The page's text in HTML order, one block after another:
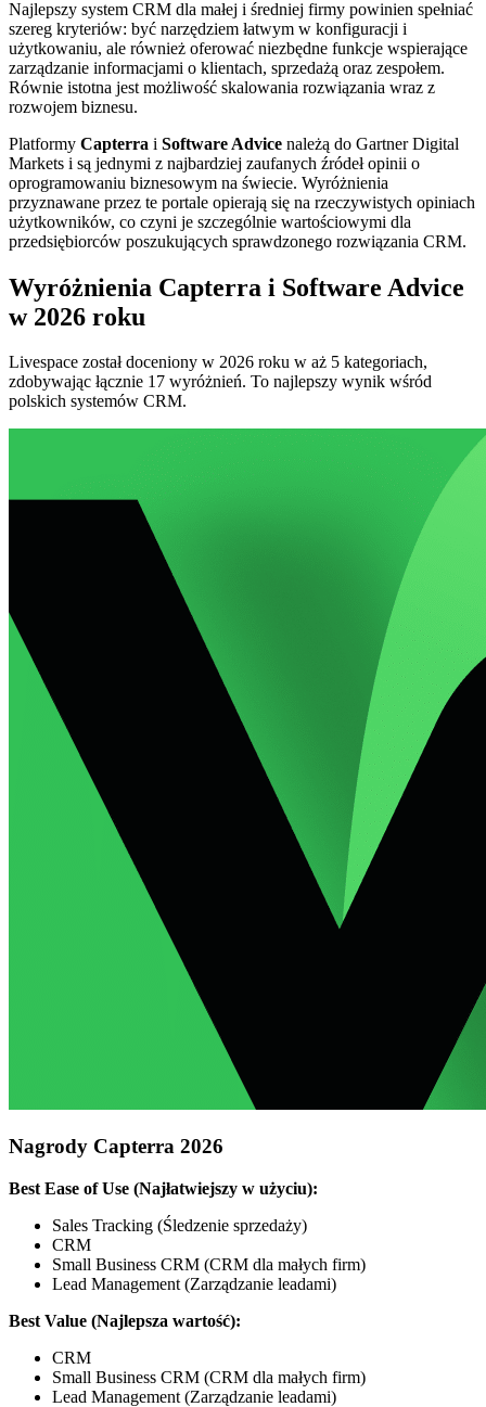
Najlepszy system CRM dla małej i średniej firmy powinien spełniać
szereg kryteriów: być narzędziem łatwym w konfiguracji i
użytkowaniu, ale również oferować niezbędne funkcje wspierające
zarządzanie informacjami o klientach, sprzedażą oraz zespołem.
Równie istotna jest możliwość skalowania rozwiązania wraz z
rozwojem biznesu.
Platformy Capterra i Software Advice należą do Gartner Digital
Markets i są jednymi z najbardziej zaufanych źródeł opinii o
oprogramowaniu biznesowym na świecie. Wyróżnienia
przyznawane przez te portale opierają się na rzeczywistych opiniach
użytkowników, co czyni je szczególnie wartościowymi dla
przedsiębiorców poszukujących sprawdzonego rozwiązania CRM.
Wyróżnienia Capterra i Software Advice
w 2026 roku
Livespace został doceniony w 2026 roku w aż 5 kategoriach,
zdobywając łącznie 17 wyróżnień. To najlepszy wynik wśród
polskich systemów CRM.
Nagrody Capterra 2026
Best Ease of Use (Najłatwiejszy w użyciu):
Sales Tracking (Śledzenie sprzedaży)
CRM
Small Business CRM (CRM dla małych firm)
Lead Management (Zarządzanie leadami)
Best Value (Najlepsza wartość):
CRM
Small Business CRM (CRM dla małych firm)
Lead Management (Zarządzanie leadami)